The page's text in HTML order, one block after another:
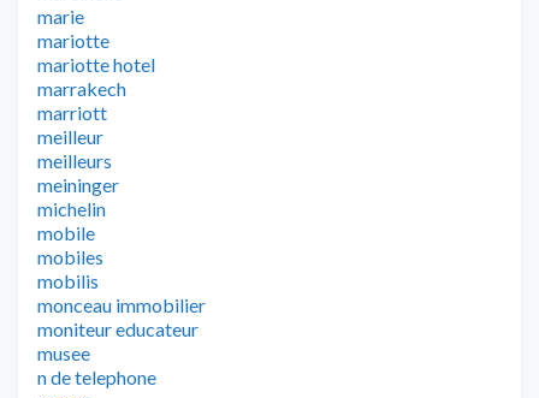
marie
mariotte
mariotte hotel
marrakech
marriott
meilleur
meilleurs
meininger
michelin
mobile
mobiles
mobilis
monceau immobilier
moniteur educateur
musee
n de telephone